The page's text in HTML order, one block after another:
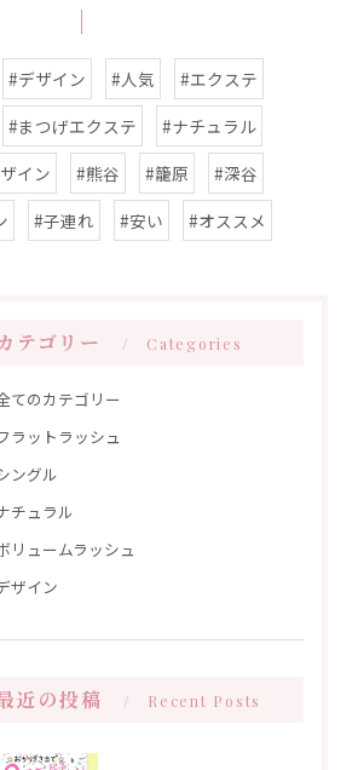
#デザイン #人気
#エクステ
#まつげエクステ
#ナチュラル
イン
#熊谷 #籠原
#深谷
#子連れ #安い #オススメ
テゴリー Categories
てのカテゴリー
ラットラッシュ
ングル
チュラル
リュームラッシュ
ザイン
近の投稿 Recent Posts